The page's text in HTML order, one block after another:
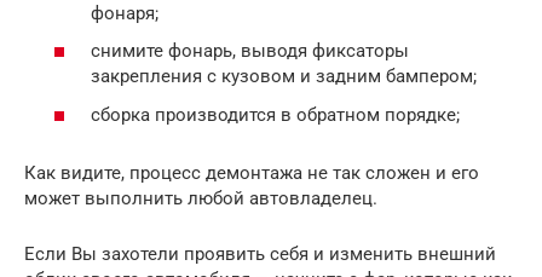
фонаря;
снимите фонарь, выводя фиксаторы
закрепления с кузовом и задним бампером;
сборка производится в обратном порядке;
Как видите, процесс демонтажа не так сложен и его
может выполнить любой автовладелец.
Если Вы захотели проявить себя и изменить внешний